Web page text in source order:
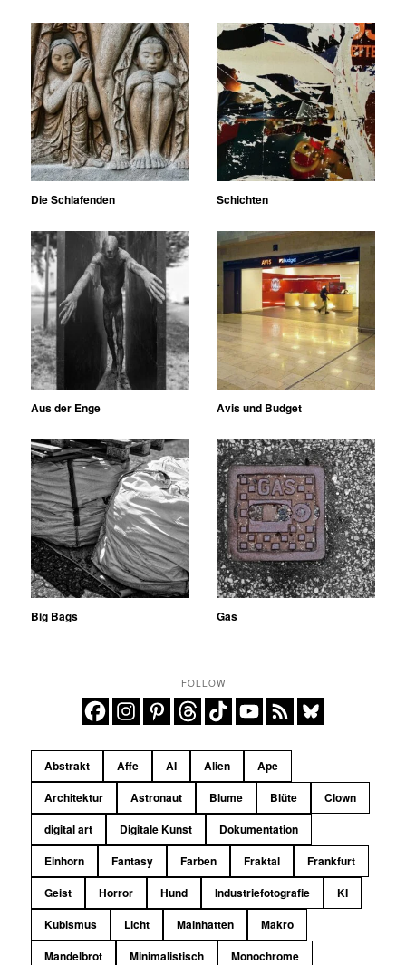
Die Schlafenden Schichten
Aus der Enge Avis und Budget
Big Bags Gas
FOLLOW
Abstrakt Affe AI Alien
Ape
Architektur
Astronaut Blume Blüte
Clown
digital art
Digitale Kunst
Dokumentation
Einhorn
Fantasy Farben Fraktal
Frankfurt
Geist
Horror Hund Industriefotografie
KI
Kubismus
Licht Mainhatten
Makro
Mandelbrot
Minimalistisch Monochrome